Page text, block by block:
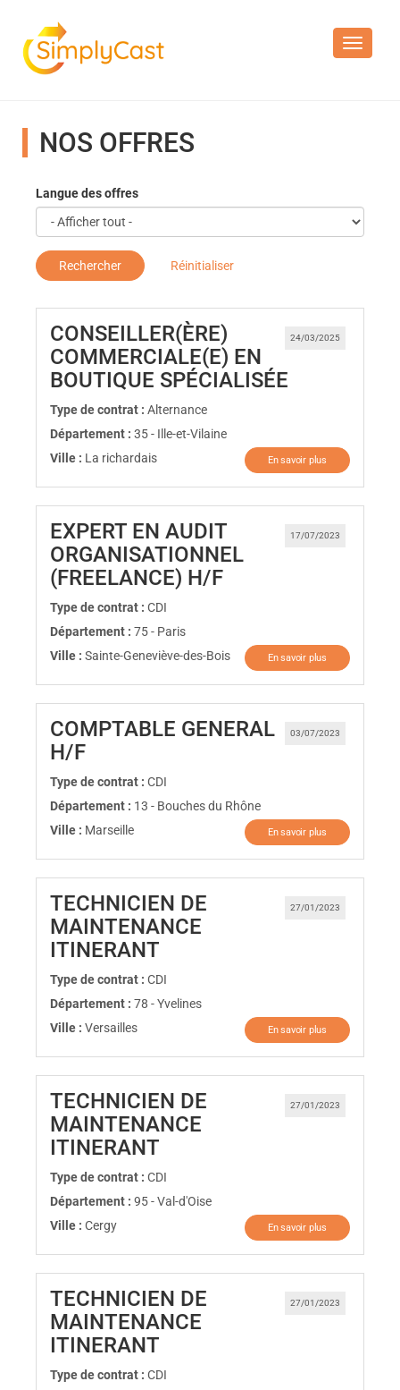
Toggle
NOS OFFRES
Langue des offres
Rechercher Réinitialiser
24/03/2025
CONSEILLER(ÈRE)
COMMERCIALE(E) EN
BOUTIQUE SPÉCIALISÉE
Type de contrat : Alternance
Département : 35 - Ille-et-Vilaine
Ville : La richardais En savoir plus
17/07/2023
EXPERT EN AUDIT
ORGANISATIONNEL
(FREELANCE) H/F(Nouvelle fenêtre)
Type de contrat : CDI
Département : 75 - Paris
Ville : Sainte-Geneviève-des-Bois En savoir plus
03/07/2023
COMPTABLE GENERAL
H/F(Nouvelle fenêtre)
Type de contrat : CDI
Département : 13 - Bouches du Rhône
Ville : Marseille En savoir plus
27/01/2023
TECHNICIEN DE
MAINTENANCE
ITINERANT
Type de contrat : CDI
Département : 78 - Yvelines
Ville : Versailles En savoir plus
27/01/2023
TECHNICIEN DE
MAINTENANCE
ITINERANT
Type de contrat : CDI
Département : 95 - Val-d'Oise
Ville : Cergy En savoir plus
27/01/2023
TECHNICIEN DE
MAINTENANCE
ITINERANT
Type de contrat : CDI